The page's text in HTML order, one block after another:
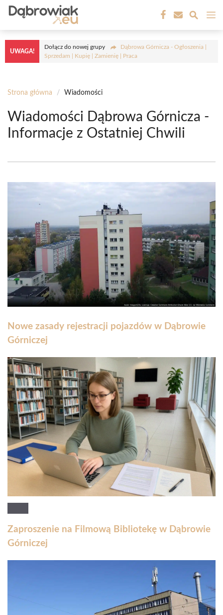
Przejdź
treści
UWAGA!
Dołącz do nowej grupy
Dąbrowa Górnicza - Ogłoszenia |
Sprzedam | Kupię | Zamienię | Praca
Strona główna / Wiadomości
Wiadomości Dąbrowa Górnicza -
Informacje z Ostatniej Chwili
Nowe zasady rejestracji pojazdów w Dąbrowie
Górniczej
Zaproszenie na Filmową Bibliotekę w Dąbrowie
Górniczej